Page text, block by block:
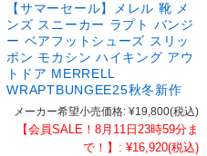
【サマーセール】メレル 靴 メ
ンズ スニーカー ラプト バンジ
ー ベアフットシューズ スリッ
ポン モカシン ハイキング アウ
トドア MERRELL
WRAPTBUNGEE25秋冬新作
メーカー希望小売価格: ¥19,800(税込)
【会員SALE！8月11日23時59分ま
で！】: ¥16,920(税込)